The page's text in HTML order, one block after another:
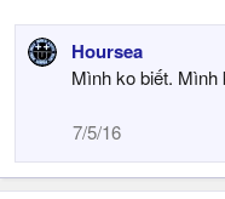
Hoursea
Mình ko biết. Mình
7/5/16